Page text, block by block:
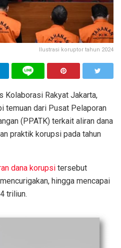
Ilustrasi koruptor tahun 2024
Kolaborasi Rakyat Jakarta,
temuan dari Pusat Pelaporan
(PPATK) terkait aliran dana
praktik korupsi pada tahun
dana korupsi tersebut
hingga mencapai
triliun.